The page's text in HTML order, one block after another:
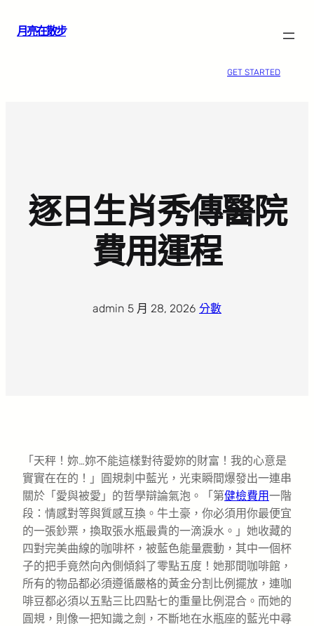
月亮在散步
GET STARTED
逐日生肖秀傳醫院
費用運程
admin 5 月 28, 2026 分數
「天秤！妳…妳不能這樣對待愛妳的財富！我的心意是
實實在在的！」圓規刺中藍光，光束瞬間爆發出一連串
關於「愛與被愛」的哲學辯論氣泡。「第健檢費用一階
段：情感對等與質感互換。牛土豪，你必須用你最便宜
的一張鈔票，換取張水瓶最貴的一滴淚水。」她收藏的
四對完美曲線的咖啡杯，被藍色能量震動，其中一個杯
子的把手竟然向內側傾斜了零點五度！她那間咖啡館，
所有的物品都必須遵循嚴格的黃金分割比例擺放，連咖
啡豆都必須以五點三比四點七的重量比例混合。而她的
圓規，則像一把知識之劍，不斷地在水瓶座的藍光中尋